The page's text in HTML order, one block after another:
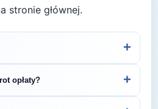
stronie głównej.
+
z formularzem
opłaty? +